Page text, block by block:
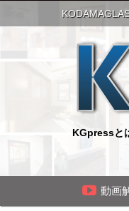
KGpressと
動画